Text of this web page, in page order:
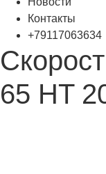
Контакты
+79117063634
65 HT